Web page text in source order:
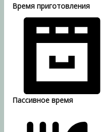
Время приготовления
Пассивное время